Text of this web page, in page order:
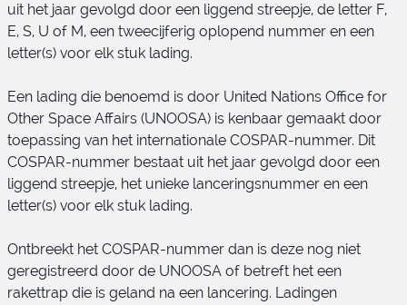
uit het jaar gevolgd door een liggend streepje, de letter F,
E, S, U of M, een tweecijferig oplopend nummer en een
letter(s) voor elk stuk lading.
Een lading die benoemd is door United Nations Office for
Other Space Affairs (UNOOSA) is kenbaar gemaakt door
toepassing van het internationale COSPAR-nummer. Dit
COSPAR-nummer bestaat uit het jaar gevolgd door een
liggend streepje, het unieke lanceringsnummer en een
letter(s) voor elk stuk lading.
Ontbreekt het COSPAR-nummer dan is deze nog niet
geregistreerd door de UNOOSA of betreft het een
rakettrap die is geland na een lancering. Ladingen